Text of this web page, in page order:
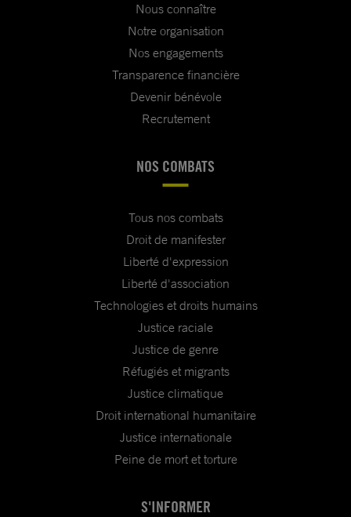
Nous connaître
Notre organisation
Nos engagements
Transparence financière
Devenir bénévole
Recrutement
NOS COMBATS
Tous nos combats
Droit de manifester
Liberté d'expression
Liberté d'association
Technologies et droits humains
Justice raciale
Justice de genre
Réfugiés et migrants
Justice climatique
Droit international humanitaire
Justice internationale
Peine de mort et torture
S'INFORMER